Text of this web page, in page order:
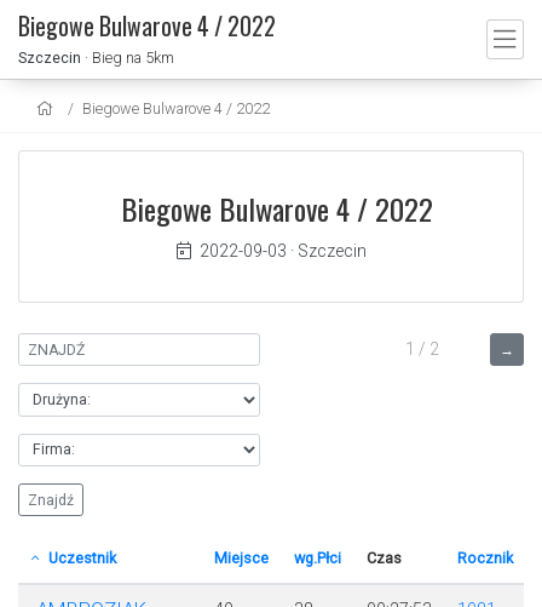
Biegowe Bulwarove 4 / 2022
Szczecin · Bieg na 5km
Biegowe Bulwarove 4 / 2022
Biegowe Bulwarove 4 / 2022
2022-09-03 · Szczecin
→
1 / 2
Uczestnik Miejsce wg.Płci Czas Rocznik